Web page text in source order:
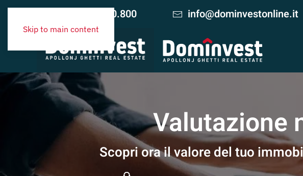
Skip to main content
+39 06.420.10.800 info@dominvestonline.it
Valutazione
Scopri ora il valore del tuo